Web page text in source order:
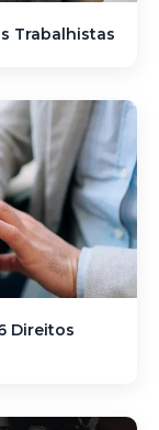
Trabalhistas
Direitos